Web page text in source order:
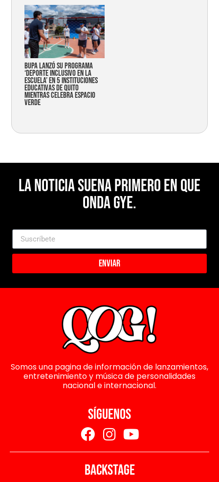
Bupa lanzó su programa
‘Deporte Inclusivo en la
Escuela’ en 5 instituciones
educativas de Quito
mientras celebra espacio
verde
La noticia suena primero en Que
Onda Gye.
Enviar
Somos una pagina de información de lanzamientos,
entretenimiento y música de personalidades
nacional e internacional.
SÍGUENOS
BACKSTAGE